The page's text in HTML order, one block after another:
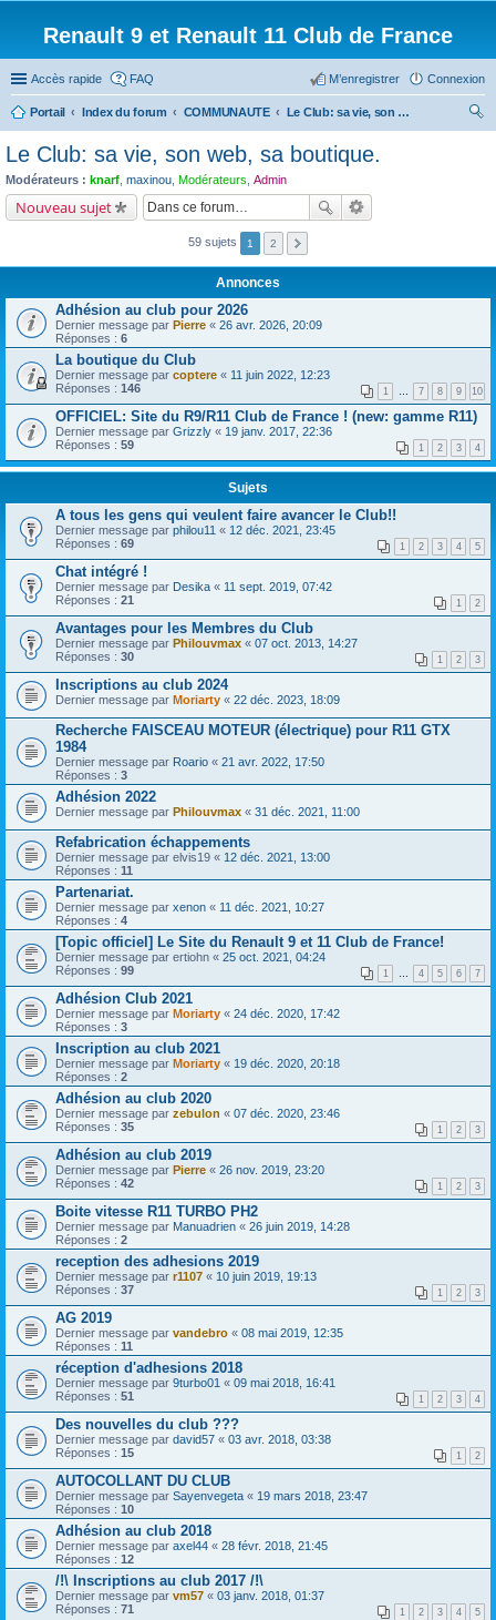
Renault 9 et Renault 11 Club de France
Accès rapide FAQ Connexion
M’enregistrer
Portail Index du forum COMMUNAUTE
Le Club: sa vie, son web, sa boutique.
Le Club: sa vie, son web, sa boutique.
Modérateurs : knarf maxinou Modérateurs Admin
Nouveau sujet
59 sujets 1 2
Annonces
Adhésion au club pour 2026
Dernier message par Pierre « 26 avr. 2026, 20:09
Réponses : 6
La boutique du Club
Dernier message par coptere « 11 juin 2022, 12:23
Réponses : 146 1 7 8 9 10
OFFICIEL: Site du R9/R11 Club de France ! (new: gamme R11)
Dernier message par Grizzly « 19 janv. 2017, 22:36
Réponses : 59 1 2 3 4
Sujets
A tous les gens qui veulent faire avancer le Club!!
Dernier message par philou11 « 12 déc. 2021, 23:45
Réponses : 69 1 2 3 4 5
Chat intégré !
Dernier message par Desika « 11 sept. 2019, 07:42
Réponses : 21 1 2
Avantages pour les Membres du Club
Dernier message par Philouvmax « 07 oct. 2013, 14:27
Réponses : 30 1 2 3
Inscriptions au club 2024
Dernier message par Moriarty « 22 déc. 2023, 18:09
Recherche FAISCEAU MOTEUR (électrique) pour R11 GTX
1984
Dernier message par Roario « 21 avr. 2022, 17:50
Réponses : 3
Adhésion 2022
Dernier message par Philouvmax « 31 déc. 2021, 11:00
Refabrication échappements
Dernier message par elvis19 « 12 déc. 2021, 13:00
Réponses : 11
Partenariat.
Dernier message par xenon « 11 déc. 2021, 10:27
Réponses : 4
[Topic officiel] Le Site du Renault 9 et 11 Club de France!
Dernier message par ertiohn « 25 oct. 2021, 04:24
Réponses : 99 1 4 5 6 7
Adhésion Club 2021
Dernier message par Moriarty « 24 déc. 2020, 17:42
Réponses : 3
Inscription au club 2021
Dernier message par Moriarty « 19 déc. 2020, 20:18
Réponses : 2
Adhésion au club 2020
Dernier message par zebulon « 07 déc. 2020, 23:46
Réponses : 35 1 2 3
Adhésion au club 2019
Dernier message par Pierre « 26 nov. 2019, 23:20
Réponses : 42 1 2 3
Boite vitesse R11 TURBO PH2
Dernier message par Manuadrien « 26 juin 2019, 14:28
Réponses : 2
reception des adhesions 2019
Dernier message par r1107 « 10 juin 2019, 19:13
Réponses : 37 1 2 3
AG 2019
Dernier message par vandebro « 08 mai 2019, 12:35
Réponses : 11
réception d'adhesions 2018
Dernier message par 9turbo01 « 09 mai 2018, 16:41
Réponses : 51 1 2 3 4
Des nouvelles du club ???
Dernier message par david57 « 03 avr. 2018, 03:38
Réponses : 15 1 2
AUTOCOLLANT DU CLUB
Dernier message par Sayenvegeta « 19 mars 2018, 23:47
Réponses : 10
Adhésion au club 2018
Dernier message par axel44 « 28 févr. 2018, 21:45
Réponses : 12
/!\ Inscriptions au club 2017 /!\
Dernier message par vm57 « 03 janv. 2018, 01:37
Réponses : 71 1 2 3 4 5